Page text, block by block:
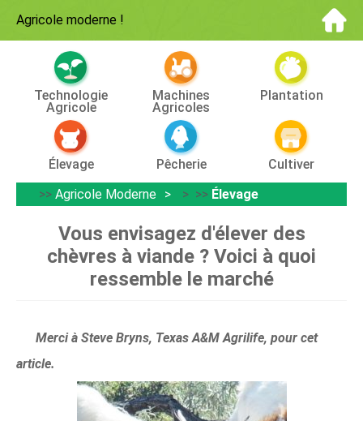
Agricole moderne !
Technologie
Agricole
Machines
Agricoles
Plantation
Élevage Pêcherie
Cultiver
>> Agricole Moderne > >> Élevage
Vous envisagez d'élever des
chèvres à viande ? Voici à quoi
ressemble le marché
Merci à Steve Bryns, Texas A&M Agrilife, pour cet
article.